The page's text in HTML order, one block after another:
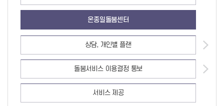
온종일돌봄센터
상담, 개인별 플랜
돌봄서비스 이용결정통보
서비스 제공